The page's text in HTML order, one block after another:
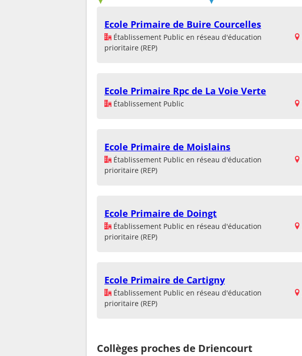
Ecole Primaire de Buire Courcelles
Établissement Public en réseau d'éducation
prioritaire (REP)
Ecole Primaire Rpc de La Voie Verte
Établissement Public
Ecole Primaire de Moislains
Établissement Public en réseau d'éducation
prioritaire (REP)
Ecole Primaire de Doingt
Établissement Public en réseau d'éducation
prioritaire (REP)
Ecole Primaire de Cartigny
Établissement Public en réseau d'éducation
prioritaire (REP)
Collèges proches de Driencourt